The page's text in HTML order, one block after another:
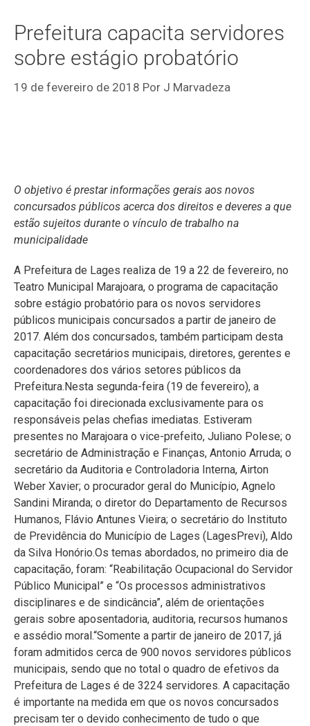
Prefeitura capacita servidores
sobre estágio probatório
19 de fevereiro de 2018 Por J Marvadeza
O objetivo é prestar informações gerais aos novos
concursados públicos acerca dos direitos e deveres a que
estão sujeitos durante o vínculo de trabalho na
municipalidade
A Prefeitura de Lages realiza de 19 a 22 de fevereiro, no
Teatro Municipal Marajoara, o programa de capacitação
sobre estágio probatório para os novos servidores
públicos municipais concursados a partir de janeiro de
2017. Além dos concursados, também participam desta
capacitação secretários municipais, diretores, gerentes e
coordenadores dos vários setores públicos da
Prefeitura.Nesta segunda-feira (19 de fevereiro), a
capacitação foi direcionada exclusivamente para os
responsáveis pelas chefias imediatas. Estiveram
presentes no Marajoara o vice-prefeito, Juliano Polese; o
secretário de Administração e Finanças, Antonio Arruda; o
secretário da Auditoria e Controladoria Interna, Airton
Weber Xavier; o procurador geral do Município, Agnelo
Sandini Miranda; o diretor do Departamento de Recursos
Humanos, Flávio Antunes Vieira; o secretário do Instituto
de Previdência do Município de Lages (LagesPrevi), Aldo
da Silva Honório.Os temas abordados, no primeiro dia de
capacitação, foram: “Reabilitação Ocupacional do Servidor
Público Municipal” e “Os processos administrativos
disciplinares e de sindicância”, além de orientações
gerais sobre aposentadoria, auditoria, recursos humanos
e assédio moral.“Somente a partir de janeiro de 2017, já
foram admitidos cerca de 900 novos servidores públicos
municipais, sendo que no total o quadro de efetivos da
Prefeitura de Lages é de 3224 servidores. A capacitação
é importante na medida em que os novos concursados
precisam ter o devido conhecimento de tudo o que